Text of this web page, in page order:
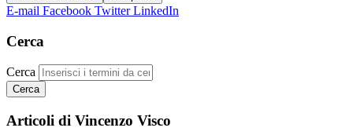
E-mail Facebook TwitterLinkedIn
Cerca
Cerca
Articoli di Vincenzo Visco